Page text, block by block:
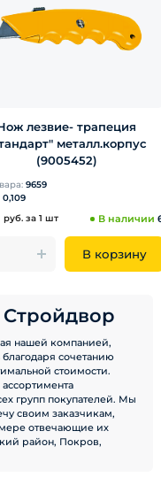
лезвие- трапеция
металл.корпус
(9005452)
9659
0,109
руб. за 1 шт В наличии
В корзину
Стройдвор
нашей компанией,
сочетанию
стоимости.
групп покупателей. Мы
своим заказчикам,
отвечающие их
район, Покров,